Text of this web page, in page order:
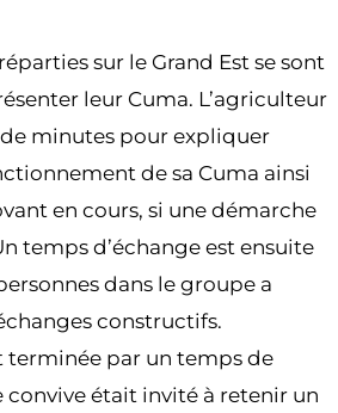
sur le Grand Est se sont
leur Cuma. L’agriculteur
minutes pour expliquer
de sa Cuma ainsi
en cours, si une démarche
temps d’échange est ensuite
dans le groupe a
constructifs.
terminée par un temps de
convive était invité à retenir un